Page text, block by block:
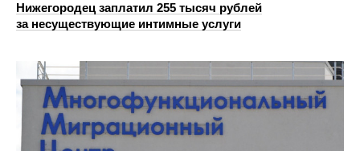
Нижегородец заплатил 255 тысяч рублей
за несуществующие интимные услуги